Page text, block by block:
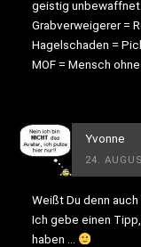
geistig unbewaffnet
Grabverweigerer =
Hagelschaden =
MOF = Mensch
Yvonne
24.
Weißt Du denn
Ich gebe einen
haben …